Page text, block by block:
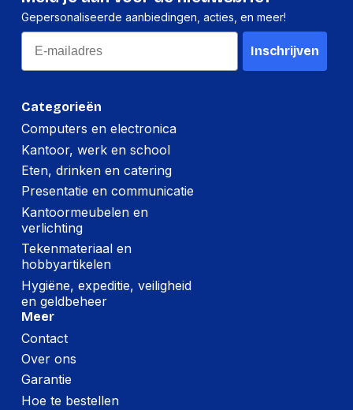
Categorieën
Computers en electronica
Kantoor, werk en school
Eten, drinken en catering
Presentatie en communicatie
Kantoormeubelen en
verlichting
Tekenmateriaal en
hobbyartikelen
Hygiëne, expeditie, veiligheid
en geldbeheer
Meer
Contact
Over ons
Garantie
Hoe te bestellen
Gepersonaliseerde aanbiedingen, acties, en meer!
Email
Inschrijven